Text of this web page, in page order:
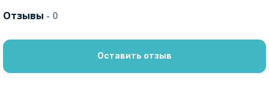
Отзывы - 0
Оставить отзыв